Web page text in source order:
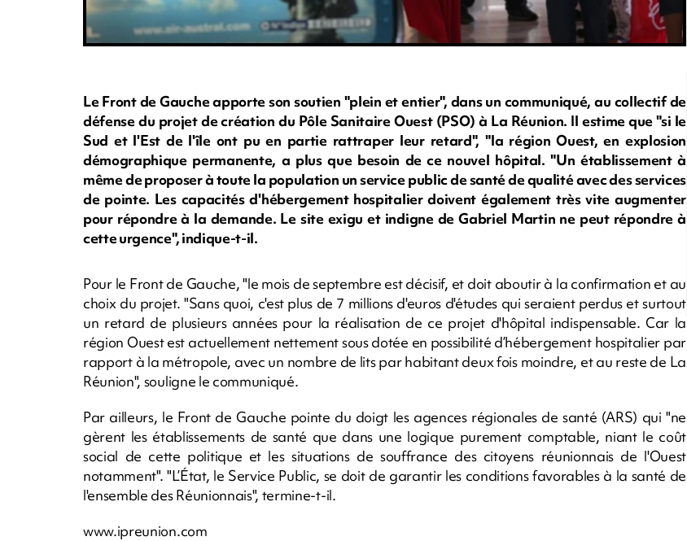
Le Front de Gauche apporte son soutien "plein et entier", dans un communiqué, au collectif de
défense du projet de création du Pôle Sanitaire Ouest (PSO) à La Réunion. Il estime que "si le
Sud et l'Est de l'île ont pu en partie rattraper leur retard", "la région Ouest, en explosion
démographique permanente, a plus que besoin de ce nouvel hôpital. "Un établissement à
même de proposer à toute la population un service public de santé de qualité avec des services
de pointe. Les capacités d'hébergement hospitalier doivent également très vite augmenter
pour répondre à la demande. Le site exigu et indigne de Gabriel Martin ne peut répondre à
cette urgence", indique-t-il.
Pour le Front de Gauche, "le mois de septembre est décisif, et doit aboutir à la confirmation et au
choix du projet. "Sans quoi, c'est plus de 7 millions d'euros d'études qui seraient perdus et surtout
un retard de plusieurs années pour la réalisation de ce projet d'hôpital indispensable. Car la
région Ouest est actuellement nettement sous dotée en possibilité d’hébergement hospitalier par
rapport à la métropole, avec un nombre de lits par habitant deux fois moindre, et au reste de La
Réunion", souligne le communiqué.
Par ailleurs, le Front de Gauche pointe du doigt les agences régionales de santé (ARS) qui "ne
gèrent les établissements de santé que dans une logique purement comptable, niant le coût
social de cette politique et les situations de souffrance des citoyens réunionnais de l'Ouest
notamment". "L’État, le Service Public, se doit de garantir les conditions favorables à la santé de
l'ensemble des Réunionnais", termine-t-il.
www.ipreunion.com